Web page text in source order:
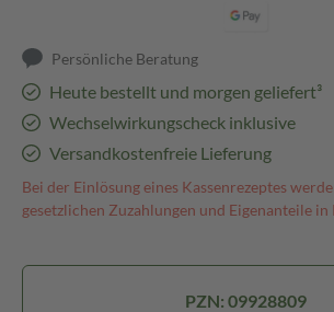
Persönliche Beratung
Heute bestellt und morgen geliefert³
Wechselwirkungscheck inklusive
Versandkostenfreie Lieferung
Bei der Einlösung eines Kassenrezeptes
gesetzlichen Zuzahlungen und Eigenanteile in
PZN: 09928809